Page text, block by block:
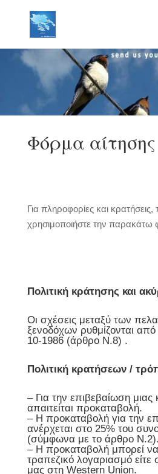
Φόρμα αίτησης
Για πληροφορίες και
χρησιμοποιήστε την παρακάτω
Πολιτική κράτησης και
Οι σχέσεις μεταξύ των
ξενοδόχων ρυθμίζονται
10-1986 (άρθρο Ν.8) .
Πολιτική κρατήσεων /
– Για την επιβεβαίωση μιας
απαιτείται προκαταβολή.
– Η προκαταβολή για την
ανέρχεται στο 25% του
(σύμφωνα με το άρθρο Ν.2).
– Η προκαταβολή μπορεί να
τραπεζικό λογαριασμό
μας στη Western Union.